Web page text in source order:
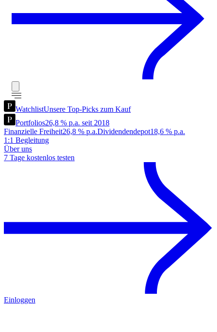
WatchlistUnsere Top-Picks zum Kauf
Portfolios26,8 % p.a. seit 2018
Finanzielle Freiheit26,8 % p.a.Dividendendepot18,6 % p.a.
1:1 Begleitung
Über uns
7 Tage kostenlos testen
Einloggen